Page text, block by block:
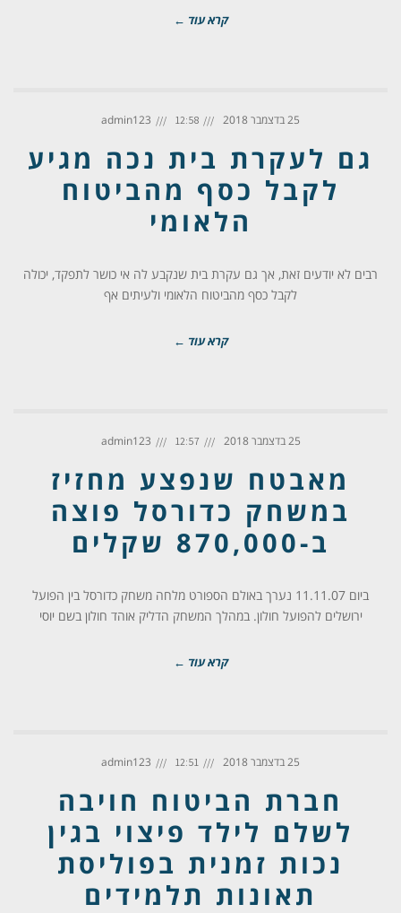
קרא עוד ←
25 בדצמבר 2018 12:58
admin123
גם לעקרת בית נכה מגיע
לקבל כסף מהביטוח
הלאומי
רבים לא יודעים זאת, אך גם עקרת בית שנקבע לה אי כושר לתפקד, יכולה
לקבל כסף מהביטוח הלאומי ולעיתים אף
קרא עוד ←
25 בדצמבר 2018 12:57
admin123
מאבטח שנפצע מחזיז
במשחק כדורסל פוצה
ב-870,000 שקלים
ביום 11.11.07 נערך באולם הספורט מלחה משחק כדורסל בין הפועל
ירושלים להפועל חולון. במהלך המשחק הדליק אוהד חולון בשם יוסי
קרא עוד ←
25 בדצמבר 2018 12:51
admin123
חברת הביטוח חויבה
לשלם לילד פיצוי בגין
נכות זמנית בפוליסת
תאונות תלמידים